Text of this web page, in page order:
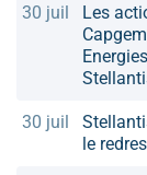
30 juil
Les
30 juil
le